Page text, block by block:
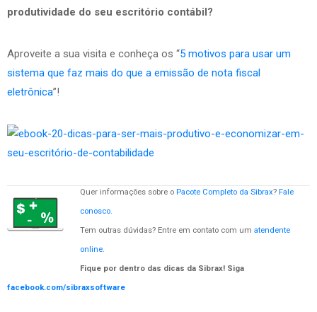
produtividade do seu escritório contábil?
Aproveite a sua visita e conheça os “5 motivos para usar um
sistema que faz mais do que a emissão de nota fiscal
eletrônica”!
Quer informações sobre o Pacote Completo da Sibrax? Fale
conosco.
Tem outras dúvidas? Entre em contato com um atendente
online.
Fique por dentro das dicas da Sibrax! Siga
facebook.com/sibraxsoftware